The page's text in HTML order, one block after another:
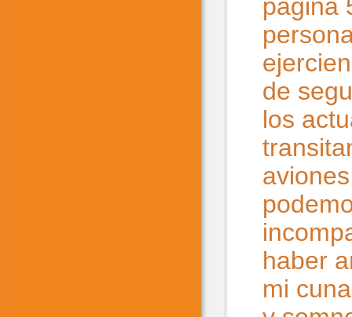
página
de
los
haber
mi